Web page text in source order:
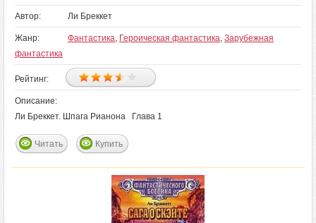
Автор: Ли Бреккет
Жанр: Фантастика, Героическая фантастика, Зарубежная
фантастика
Рейтинг:
Описание:
Ли Бреккет. Шпага Рианона Глава 1
Читать Купить